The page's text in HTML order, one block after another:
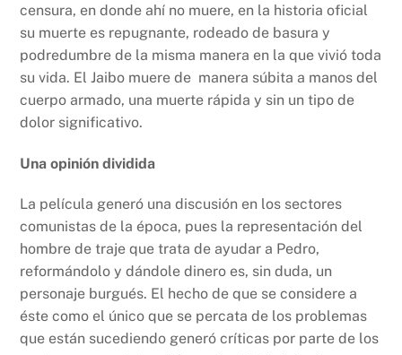
censura, en donde ahí no muere, en la historia oficial
su muerte es repugnante, rodeado de basura y
podredumbre de la misma manera en la que vivió toda
su vida. El Jaibo muere de manera súbita a manos del
cuerpo armado, una muerte rápida y sin un tipo de
dolor significativo.
Una opinión dividida
La película generó una discusión en los sectores
comunistas de la época, pues la representación del
hombre de traje que trata de ayudar a Pedro,
reformándolo y dándole dinero es, sin duda, un
personaje burgués. El hecho de que se considere a
éste como el único que se percata de los problemas
que están sucediendo generó críticas por parte de los